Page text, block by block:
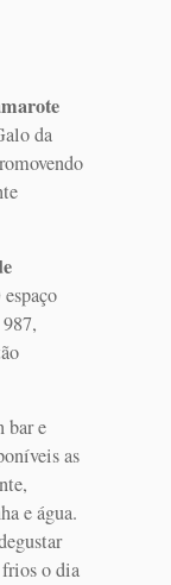
da
espaço
bar e
as
e água.
frios o dia